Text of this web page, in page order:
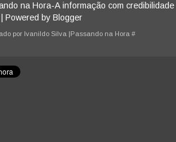
na Hora-A informação com credibilidade
| Powered by Blogger
por Ivanildo Silva |Passando na Hora #